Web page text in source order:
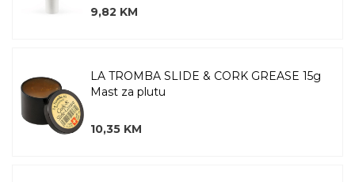
9,82 KM
LA TROMBA SLIDE & CORK GREASE 15g
Mast za plutu
10,35 KM